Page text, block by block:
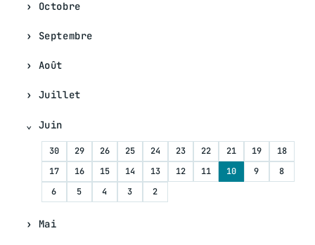
Octobre
Septembre
Août
Juillet
Juin
30 29 26 25 24 23 22 21 19
18
17
16 15 14 13 12 11 10 9
8
6
5 4 3 2
Mai